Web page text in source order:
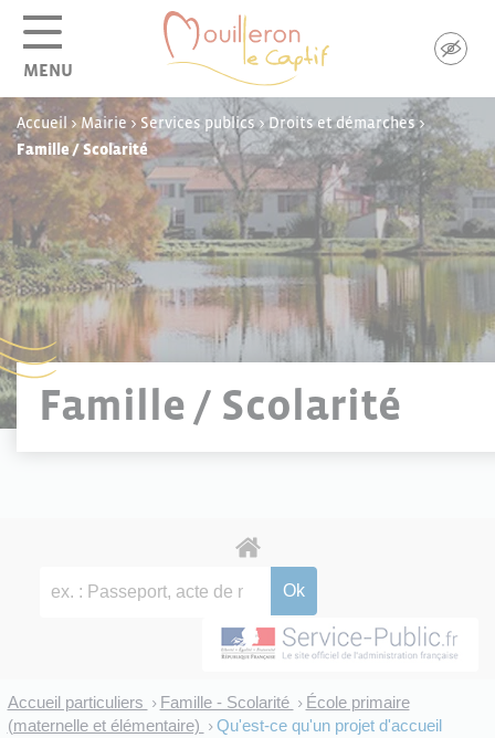
MENU
Accueil >Mairie> Services publics>Droits et démarches>
Famille / Scolarité
Famille / Scolarité
Accueil particuliers > Famille - Scolarité > École primaire
(maternelle et élémentaire) > Qu'est-ce qu'un projet d'accueil
Panneau de gestion des cookies